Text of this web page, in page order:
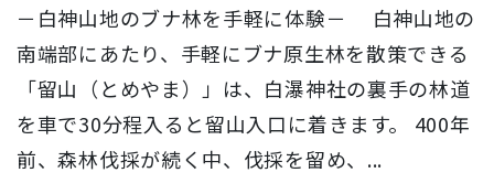
－白神山地のブナ林を手軽に体験－ 白神山地の
南端部にあたり、手軽にブナ原生林を散策できる
「留山（とめやま）」は、白瀑神社の裏手の林道
を車で30分程入ると留山入口に着きます。 400年
前、森林伐採が続く中、伐採を留め、...